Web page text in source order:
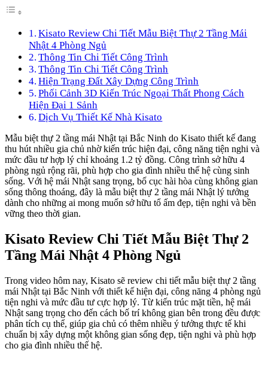
Kisato Review Chi Tiết Mẫu Biệt Thự 2 Tầng Mái
Nhật 4 Phòng Ngủ
Thông Tin Chi Tiết Công Trình
Thông Tin Chi Tiết Công Trình
Hiện Trạng Đất Xây Dựng Công Trình
Phối Cảnh 3D Kiến Trúc Ngoại Thất Phong Cách
Hiện Đại 1 Sảnh
Dịch Vụ Thiết Kế Nhà Kisato
Mẫu biệt thự 2 tầng mái Nhật tại Bắc Ninh do Kisato thiết kế đang
thu hút nhiều gia chủ nhờ kiến trúc hiện đại, công năng tiện nghi và
mức đầu tư hợp lý chỉ khoảng 1.2 tỷ đồng. Công trình sở hữu 4
phòng ngủ rộng rãi, phù hợp cho gia đình nhiều thế hệ cùng sinh
sống. Với hệ mái Nhật sang trọng, bố cục hài hòa cùng không gian
sống thông thoáng, đây là mẫu biệt thự 2 tầng mái Nhật lý tưởng
dành cho những ai mong muốn sở hữu tổ ấm đẹp, tiện nghi và bền
vững theo thời gian.
Kisato Review Chi Tiết Mẫu Biệt Thự 2
Tầng Mái Nhật 4 Phòng Ngủ
Trong video hôm nay, Kisato sẽ review chi tiết mẫu biệt thự 2 tầng
mái Nhật tại Bắc Ninh với thiết kế hiện đại, công năng 4 phòng ngủ
tiện nghi và mức đầu tư cực hợp lý. Từ kiến trúc mặt tiền, hệ mái
Nhật sang trọng cho đến cách bố trí không gian bên trong đều được
phân tích cụ thể, giúp gia chủ có thêm nhiều ý tưởng thực tế khi
chuẩn bị xây dựng một không gian sống đẹp, tiện nghi và phù hợp
cho gia đình nhiều thế hệ.